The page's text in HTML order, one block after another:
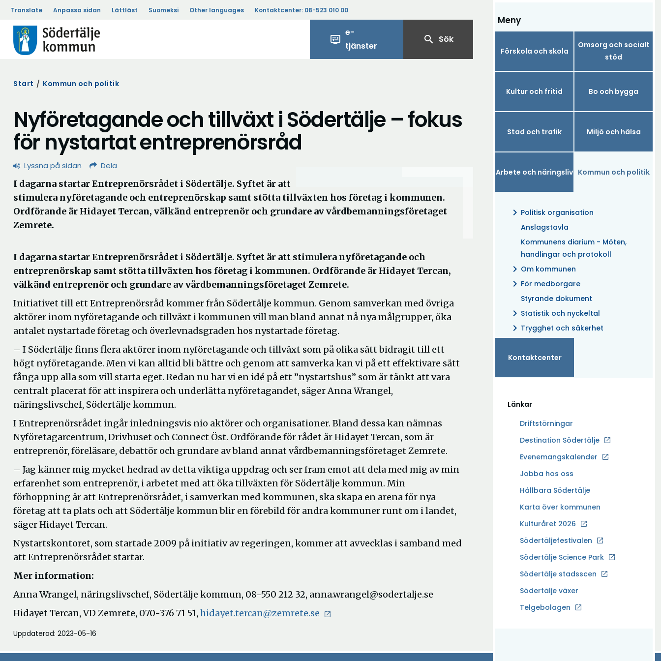
Translate Anpassa sidan Lättläst Suomeksi Other languages Kontaktcenter: 08-523 010 00
display_settings
e-
tjänster
search Sök
Meny
Förskola och skola
Omsorg och socialt
stöd
Kultur och fritid Bo och bygga
Stad och trafik Miljö och hälsa
Arbete och näringsliv Kommun och politik
chevron_right Politisk organisation
Anslagstavla
Kommunens diarium - Möten,
handlingar och protokoll
chevron_right Om kommunen
chevron_right För medborgare
Styrande dokument
chevron_right Statistik och nyckeltal
chevron_right Trygghet och säkerhet
Kontaktcenter
Länkar
Driftstörningar
Destination Södertälje
Ö
p
n
a
y
t
f
ö
n
t
Evenemangskalender
Jobba hos oss
Ö
p
n
a
y
t
f
ö
Hållbara Södertälje
Karta över kommunen
Kulturåret 2026
Södertäljefestivalen
Södertälje Science Park
Ö
p
n
a
Södertälje stadsscen
Södertälje växer
Telgebolagen
Ö
Start / Kommun och politik
Nyföretagande och tillväxt i Södertälje – fokus
för nystartat entreprenörsråd
Lyssna på sidan Dela
I dagarna startar Entreprenörsrådet i Södertälje. Syftet är att
stimulera nyföretagande och entreprenörskap samt stötta tillväxten hos företag i kommunen.
Ordförande är Hidayet Tercan, välkänd entreprenör och grundare av vårdbemanningsföretaget
Zemrete.
I dagarna startar Entreprenörsrådet i Södertälje. Syftet är att stimulera nyföretagande och
entreprenörskap samt stötta tillväxten hos företag i kommunen. Ordförande är Hidayet Tercan,
välkänd entreprenör och grundare av vårdbemanningsföretaget Zemrete.
Initiativet till ett Entreprenörsråd kommer från Södertälje kommun. Genom samverkan med övriga
aktörer inom nyföretagande och tillväxt i kommunen vill man bland annat nå nya målgrupper, öka
antalet nystartade företag och överlevnadsgraden hos nystartade företag.
– I Södertälje finns flera aktörer inom nyföretagande och tillväxt som på olika sätt bidragit till ett
högt nyföretagande. Men vi kan alltid bli bättre och genom att samverka kan vi på ett effektivare sätt
fånga upp alla som vill starta eget. Redan nu har vi en idé på ett ”nystartshus” som är tänkt att vara
centralt placerat för att inspirera och underlätta nyföretagandet, säger Anna Wrangel,
näringslivschef, Södertälje kommun.
I Entreprenörsrådet ingår inledningsvis nio aktörer och organisationer. Bland dessa kan nämnas
Nyföretagarcentrum, Drivhuset och Connect Öst. Ordförande för rådet är Hidayet Tercan, som är
entreprenör, föreläsare, debattör och grundare av bland annat vårdbemanningsföretaget Zemrete.
– Jag känner mig mycket hedrad av detta viktiga uppdrag och ser fram emot att dela med mig av min
erfarenhet som entreprenör, i arbetet med att öka tillväxten för Södertälje kommun. Min
förhoppning är att Entreprenörsrådet, i samverkan med kommunen, ska skapa en arena för nya
företag att ta plats och att Södertälje kommun blir en förebild för andra kommuner runt om i landet,
säger Hidayet Tercan.
Nystartskontoret, som startade 2009 på initiativ av regeringen, kommer att avvecklas i samband med
att Entreprenörsrådet startar.
Mer information:
Anna Wrangel, näringslivschef, Södertälje kommun, 08-550 212 32, anna.wrangel@sodertalje.se
Hidayet Tercan, VD Zemrete, 070-376 71 51, hidayet.tercan@zemrete.se
Uppdaterad: 2023-05-16